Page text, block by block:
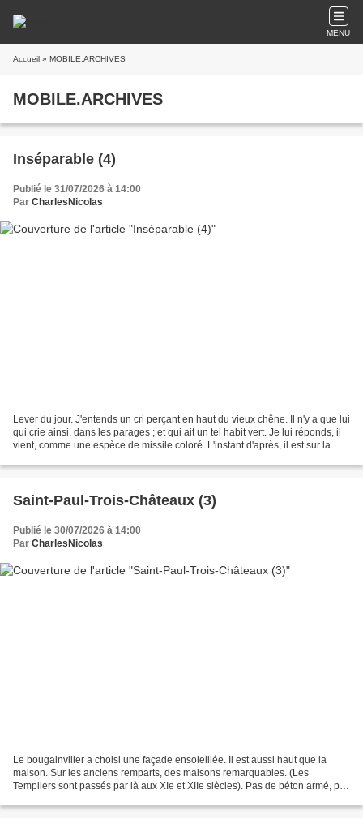
MENU
Accueil » MOBILE.ARCHIVES
MOBILE.ARCHIVES
Inséparable (4)
Publié le 31/07/2026 à 14:00
Par CharlesNicolas
Lever du jour. J'entends un cri perçant en haut du vieux chêne. Il n'y a que lui
qui crie ainsi, dans les parages ; et qui ait un tel habit vert. Je lui réponds, il
vient, comme une espèce de missile coloré. L'instant d'après, il est sur la
Saint-Paul-Trois-Châteaux (3)
Publié le 30/07/2026 à 14:00
Par CharlesNicolas
Le bougainviller a choisi une façade ensoleillée. Il est aussi haut que la
maison. Sur les anciens remparts, des maisons remarquables. (Les
Templiers sont passés par là aux XIe et XIIe siècles). Pas de béton armé, pas